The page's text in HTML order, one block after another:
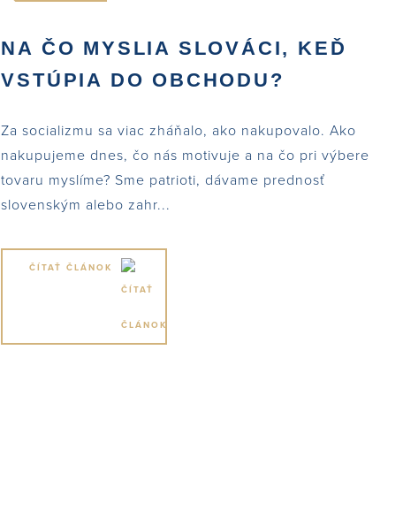
NA ČO MYSLIA SLOVÁCI, KEĎ
VSTÚPIA DO OBCHODU?
Za socializmu sa viac zháňalo, ako nakupovalo. Ako
nakupujeme dnes, čo nás motivuje a na čo pri výbere
tovaru myslíme? Sme patrioti, dávame prednosť
slovenským alebo zahr...
ČÍTAŤ ČLÁNOK